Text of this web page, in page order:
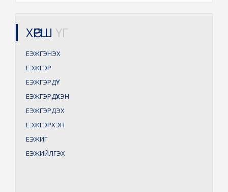
ХӨРШ ҮГ
ЕЭЖГЭНЭХ
ЕЭЖГЭР
ЕЭЖГЭРДҮҮ
ЕЭЖГЭРДҮҮХЭН
ЕЭЖГЭРДЭХ
ЕЭЖГЭРХЭН
ЕЭЖИГ
ЕЭЖИЙЛГЭХ